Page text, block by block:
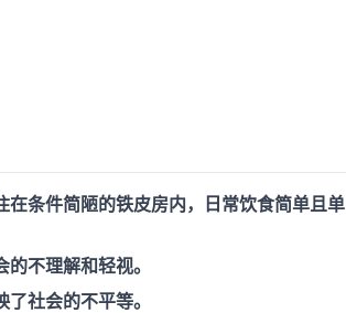
条件简陋的铁皮房内，日常饮食简单且单
不理解和轻视。
社会的不平等。